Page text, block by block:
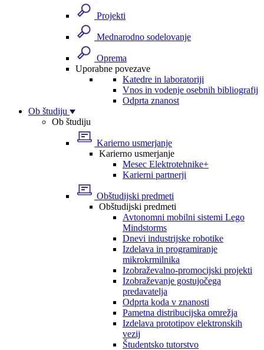
Projekti
Mednarodno sodelovanje
Oprema
Uporabne povezave
Katedre in laboratoriji
Vnos in vodenje osebnih bibliografij
Odprta znanost
Ob študiju
Ob študiju
Karierno usmerjanje
Karierno usmerjanje
Mesec Elektrotehnike+
Karierni partnerji
Obštudijski predmeti
Obštudijski predmeti
Avtonomni mobilni sistemi Lego
Mindstorms
Dnevi industrijske robotike
Izdelava in programiranje
mikrokrmilnika
Izobraževalno-promocijski projekti
Izobraževanje gostujočega
predavatelja
Odprta koda v znanosti
Pametna distribucijska omrežja
Izdelava prototipov elektronskih
vezij
Študentsko tutorstvo